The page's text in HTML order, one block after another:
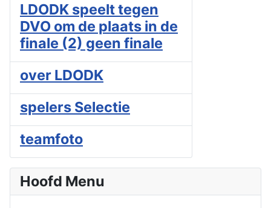
LDODK speelt tegen
DVO om de plaats in de
finale (2) geen finale
over LDODK
spelers Selectie
teamfoto
Hoofd Menu